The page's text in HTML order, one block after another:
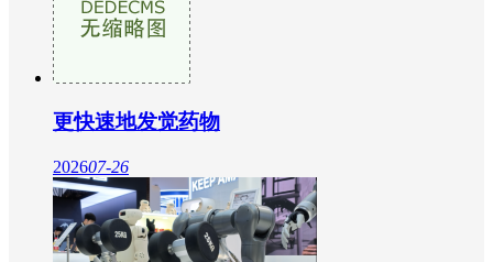
更快速地发觉药物
202607-26